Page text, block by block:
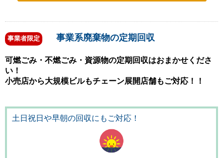
事業者限定 事業系廃棄物の定期回収
可燃ごみ・不燃ごみ・資源物の定期回収はおまかせくださ
い！
小売店から大規模ビルもチェーン展開店舗もご対応！！
土日祝日や早朝の回収にもご対応！